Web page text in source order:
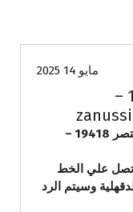
مايو 14 2025
صيانة زانوسى الدقهلية 19418 –
رقم صيانة زانوسى الدقهلية المختصر 19418 –
علي الخط
وسيتم الرد